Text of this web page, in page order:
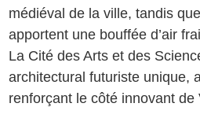
médiéval de la ville, tandis
apportent une bouffée d’air
La Cité des Arts et des
architectural futuriste unique,
renforçant le côté innovant de